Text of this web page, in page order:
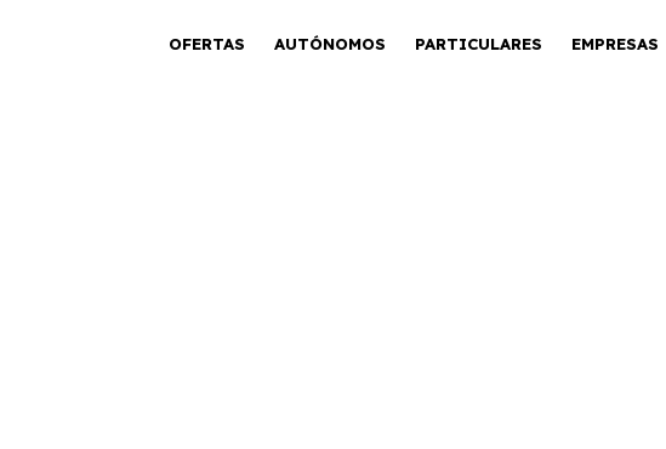
OFERTAS AUTÓNOMOS PARTICULARES EMPRESAS